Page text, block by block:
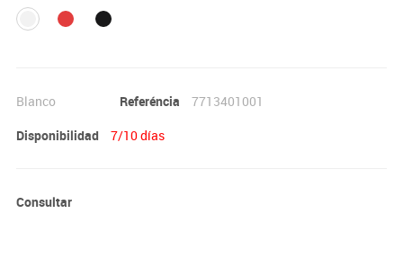
Blanco Referéncia
7713401001
Disponibilidad
7/10 días
Consultar